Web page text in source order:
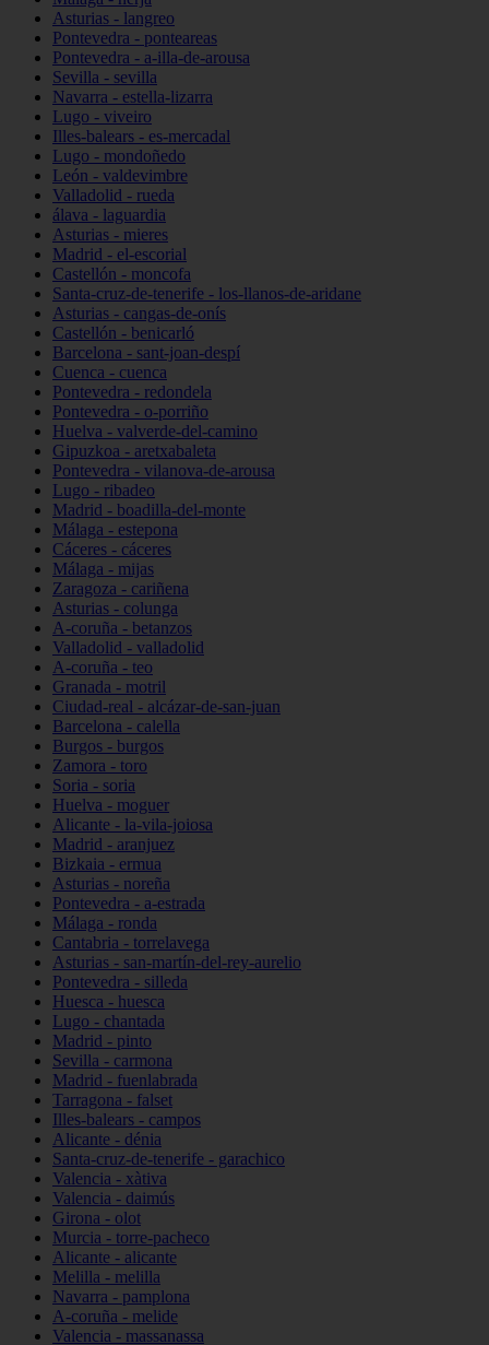
Asturias - langreo
Pontevedra - ponteareas
Pontevedra - a-illa-de-arousa
Sevilla - sevilla
Navarra - estella-lizarra
Lugo - viveiro
Illes-balears - es-mercadal
Lugo - mondoñedo
León - valdevimbre
Valladolid - rueda
álava - laguardia
Asturias - mieres
Madrid - el-escorial
Castellón - moncofa
Santa-cruz-de-tenerife - los-llanos-de-aridane
Asturias - cangas-de-onís
Castellón - benicarló
Barcelona - sant-joan-despí
Cuenca - cuenca
Pontevedra - redondela
Pontevedra - o-porriño
Huelva - valverde-del-camino
Gipuzkoa - aretxabaleta
Pontevedra - vilanova-de-arousa
Lugo - ribadeo
Madrid - boadilla-del-monte
Málaga - estepona
Cáceres - cáceres
Málaga - mijas
Zaragoza - cariñena
Asturias - colunga
A-coruña - betanzos
Valladolid - valladolid
A-coruña - teo
Granada - motril
Ciudad-real - alcázar-de-san-juan
Barcelona - calella
Burgos - burgos
Zamora - toro
Soria - soria
Huelva - moguer
Alicante - la-vila-joiosa
Madrid - aranjuez
Bizkaia - ermua
Asturias - noreña
Pontevedra - a-estrada
Málaga - ronda
Cantabria - torrelavega
Asturias - san-martín-del-rey-aurelio
Pontevedra - silleda
Huesca - huesca
Lugo - chantada
Madrid - pinto
Sevilla - carmona
Madrid - fuenlabrada
Tarragona - falset
Illes-balears - campos
Alicante - dénia
Santa-cruz-de-tenerife - garachico
Valencia - xàtiva
Valencia - daimús
Girona - olot
Murcia - torre-pacheco
Alicante - alicante
Melilla - melilla
Navarra - pamplona
A-coruña - melide
Valencia - massanassa